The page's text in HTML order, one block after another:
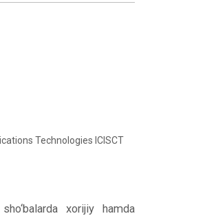
Technologies ICISCT
xorijiy hamda